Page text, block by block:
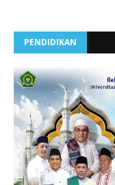
PENDIDIKAN